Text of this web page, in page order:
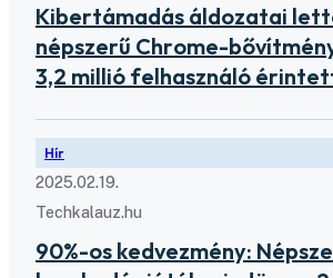
Kibertámadás áldozatai
népszerű Chrome-
3,2 millió felhasználó
Hír
2025.02.19.
Techkalauz.hu
90%-os kedvezmény: